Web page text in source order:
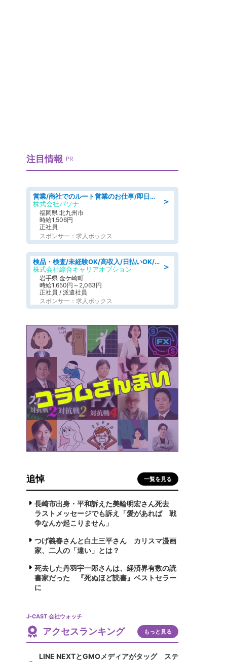
注目情報 PR
＞
営業/商社でのルート営業のお仕事/即日勤務可/車通勤可/営業
株式会社パソナ
福岡県 北九州市
時給1,506円
正社員
スポンサー：求人ボックス
＞
検品・検査/未経験OK/高収入/日払いOK/交替制/20・30・40代活躍中
株式会社綜合キャリアオプション
岩手県 金ケ崎町
時給1,650円～2,063円
正社員 / 派遣社員
スポンサー：求人ボックス
追悼 一覧を見る
長崎市出身・平和訴えた美輪明宏さん死去
ラストメッセージでも訴え「愛があれば 戦
争なんか起こりません」
つげ義春さんと白土三平さん カリスマ漫画
家、二人の「違い」とは？
死去した丹羽宇一郎さんは、経済界有数の読
書家だった 『死ぬほど読書』ベストセラー
に
J-CAST 会社ウォッチ
アクセスランキング もっと見る
LINE NEXTとGMOメディアがタッグ ステ